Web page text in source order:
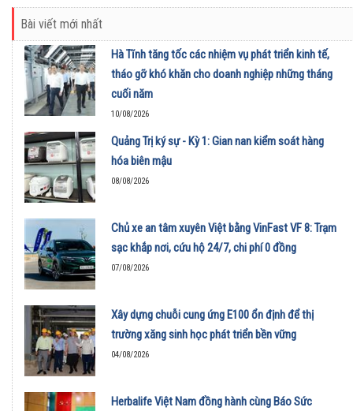
Bài viết mới nhất
Hà Tĩnh tăng tốc các nhiệm vụ phát triển kinh tế,
tháo gỡ khó khăn cho doanh nghiệp những tháng
cuối năm
10/08/2026
Quảng Trị ký sự - Kỳ 1: Gian nan kiểm soát hàng
hóa biên mậu
08/08/2026
Chủ xe an tâm xuyên Việt bằng VinFast VF 8: Trạm
sạc khắp nơi, cứu hộ 24/7, chi phí 0 đồng
07/08/2026
Xây dựng chuỗi cung ứng E100 ổn định để thị
trường xăng sinh học phát triển bền vững
04/08/2026
Herbalife Việt Nam đồng hành cùng Báo Sức